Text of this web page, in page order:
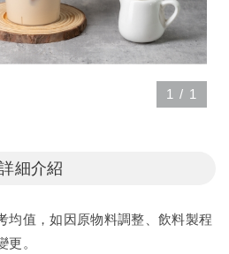
1 / 1
細介紹
均值，如因原物料調整、飲料製程
。